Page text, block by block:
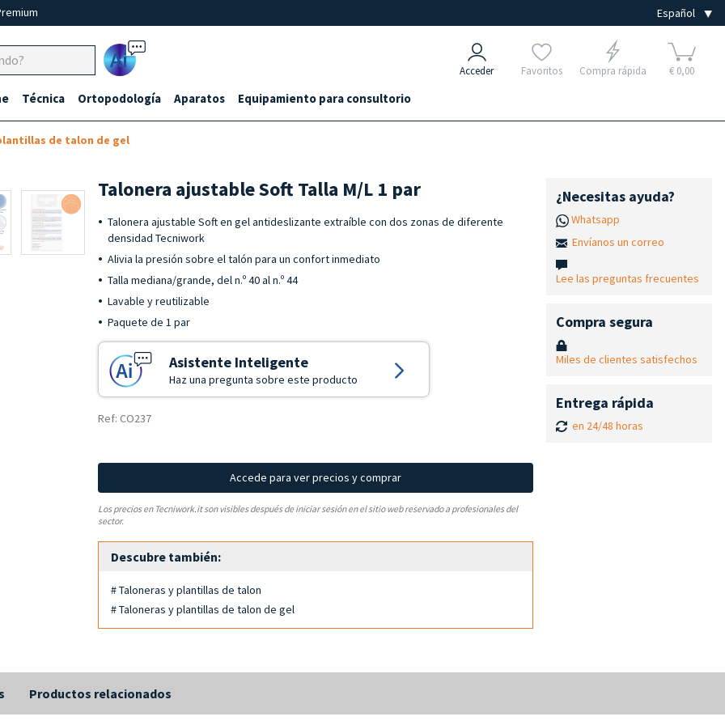
Ai Acceder Favoritos Compra rápida € 0,00
Técnica Ortopodología Aparatos Equipamiento para consultorio
de talon de gel
Talonera ajustable Soft Talla M/L 1 par
Talonera ajustable Soft en gel antideslizante extraíble con dos zonas de diferente
densidad Tecniwork
Alivia la presión sobre el talón para un confort inmediato
Talla mediana/grande, del n.º 40 al n.º 44
Lavable y reutilizable
Paquete de 1 par
Asistente Inteligente
Haz una pregunta sobre este producto
Ref: CO237
Accede para ver precios y comprar
Los precios en Tecniwork.it son visibles después de iniciar sesión en el sitio web reservado a profesionales del
sector.
Descubre también:
# Taloneras y plantillas de talon
# Taloneras y plantillas de talon de gel
¿Necesitas ayuda?
Whatsapp
Envíanos un correo
Lee las preguntas frecuentes
Compra segura
Miles de clientes satisfechos
Entrega rápida
en 24/48 horas
Productos relacionados